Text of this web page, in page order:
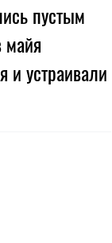
пустым
майя
и устраивали